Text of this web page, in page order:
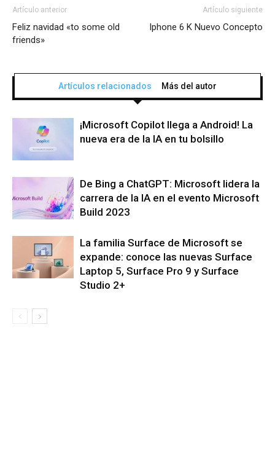
Artículo anterior
Feliz navidad «to some old
friends»
Artículo siguiente
Iphone 6 K Nuevo Concepto
Artículos relacionados Más del autor
¡Microsoft Copilot llega a Android! La
nueva era de la IA en tu bolsillo
De Bing a ChatGPT: Microsoft lidera la
carrera de la IA en el evento Microsoft
Build 2023
La familia Surface de Microsoft se
expande: conoce las nuevas Surface
Laptop 5, Surface Pro 9 y Surface
Studio 2+